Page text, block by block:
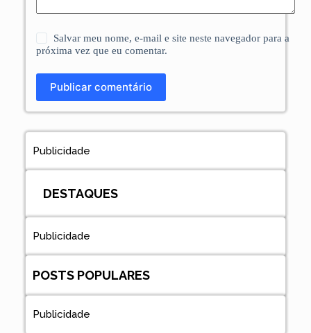
Salvar meu nome, e-mail e site neste navegador para a
próxima vez que eu comentar.
Publicar comentário
Publicidade
DESTAQUES
Publicidade
POSTS POPULARES
Publicidade